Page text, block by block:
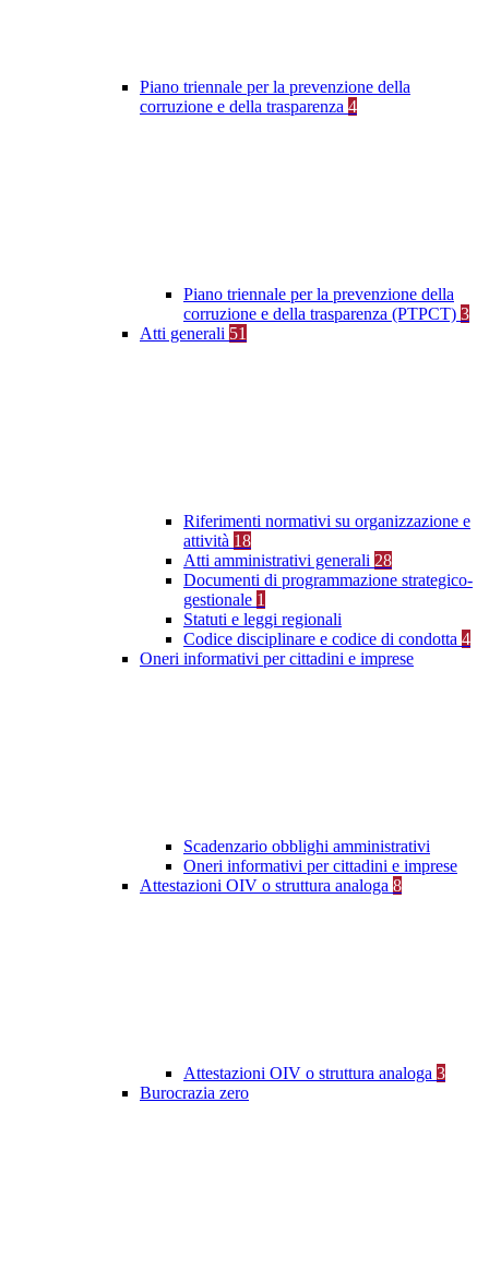
Piano triennale per la prevenzione della
corruzione e della trasparenza 4
Piano triennale per la prevenzione della
corruzione e della trasparenza (PTPCT) 3
Atti generali 51
Riferimenti normativi su organizzazione e
attività 18
Atti amministrativi generali 28
Documenti di programmazione strategico-
gestionale 1
Statuti e leggi regionali
Codice disciplinare e codice di condotta 4
Oneri informativi per cittadini e imprese
Scadenzario obblighi amministrativi
Oneri informativi per cittadini e imprese
Attestazioni OIV o struttura analoga 8
Attestazioni OIV o struttura analoga 3
Burocrazia zero